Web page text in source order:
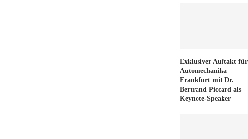
Exklusiver Auftakt für
Automechanika
Frankfurt mit Dr.
Bertrand Piccard als
Keynote-Speaker